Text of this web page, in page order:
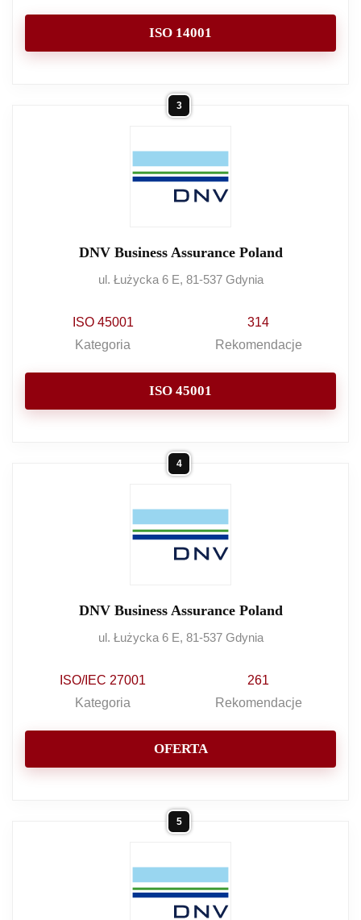
ISO 14001
3
DNV Business Assurance Poland
ul. Łużycka 6 E, 81-537 Gdynia
ISO 45001
Kategoria
314
Rekomendacje
ISO 45001
4
DNV Business Assurance Poland
ul. Łużycka 6 E, 81-537 Gdynia
ISO/IEC 27001
Kategoria
261
Rekomendacje
OFERTA
5